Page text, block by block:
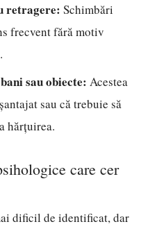
retragere: Schimbări
frecvent fără motiv
sau obiecte: Acestea
sau că trebuie să
hărțuirea.
care cer
dificil de identificat, dar